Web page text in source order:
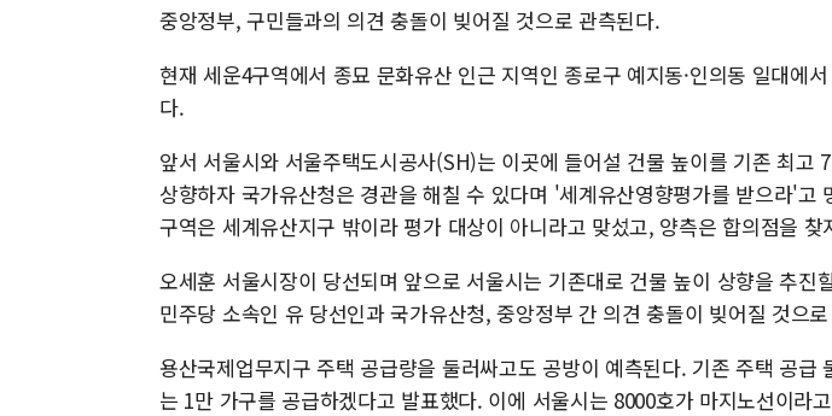
중앙정부, 구민들과의 의견 충돌이 빚어질 것으로 관측된다.
현재 세운4구역에서 종묘 문화유산 인근 지역인 종로구 예지동·인의동 일대에
다.
앞서 서울시와 서울주택도시공사(SH)는 이곳에 들어설 건물 높이를 기존 최고
상향하자 국가유산청은 경관을 해칠 수 있다며 '세계유산영향평가를 받으라'고
구역은 세계유산지구 밖이라 평가 대상이 아니라고 맞섰고, 양측은 합의점을 찾
오세훈 서울시장이 당선되며 앞으로 서울시는 기존대로 건물 높이 상향을 추진
민주당 소속인 유 당선인과 국가유산청, 중앙정부 간 의견 충돌이 빚어질 것으
용산국제업무지구 주택 공급량을 둘러싸고도 공방이 예측된다. 기존 주택 공급
는 1만 가구를 공급하겠다고 발표했다. 이에 서울시는 8000호가 마지노선이라